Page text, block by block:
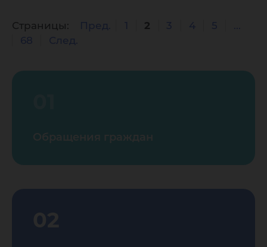
Страницы: Пред. 1 2 3 4 5
68
След.